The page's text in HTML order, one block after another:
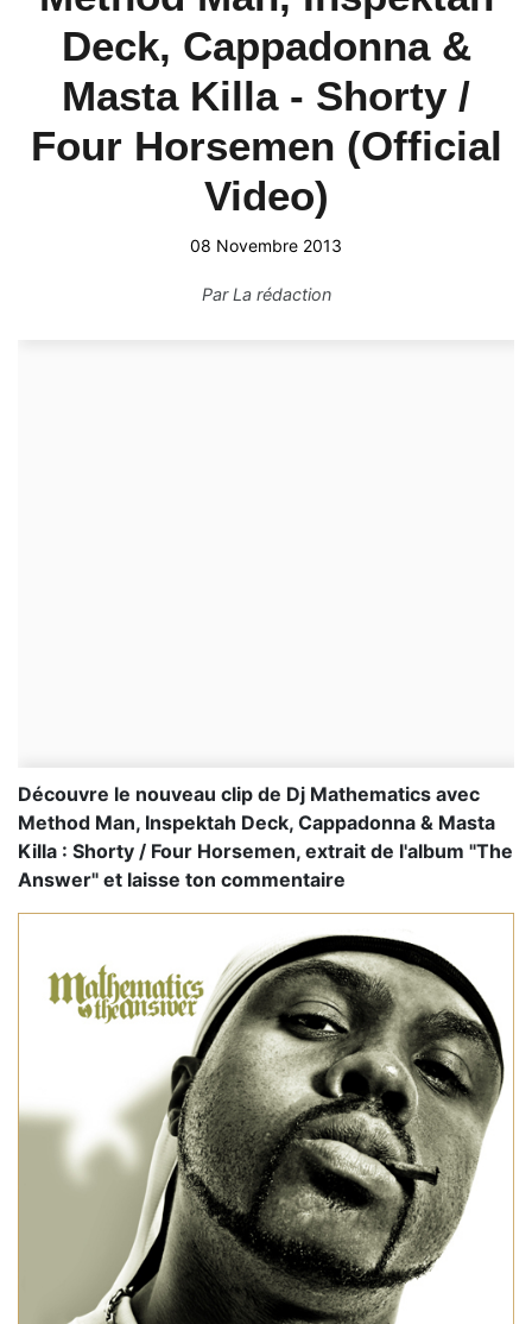
Deck, Cappadonna &
Masta Killa - Shorty /
Four Horsemen (Official
Video)
08 Novembre 2013
ParLa rédaction
Découvre le nouveau clip de Dj Mathematics avec
Method Man, Inspektah Deck, Cappadonna & Masta
Killa : Shorty / Four Horsemen, extrait de l'album "The
Answer" et laisse ton commentaire